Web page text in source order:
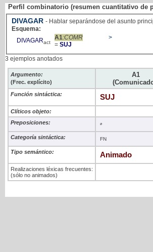
Perfil combinatorio (resumen cuantitativo de
DIVAGAR - Hablar separándose del asunto
Esquema:
DIVAGARact
A1:COMR
= SUJ
>
3 ejemplos anotados
Argumento:
(Frec. explícito)
A1
Función sintáctica: SUJ
Clíticos objeto:
Preposiciones:
ø
Categoría sintáctica: FN
Tipo semántico: Animado
Realizaciones léxicas frecuentes:
(sólo no animados)